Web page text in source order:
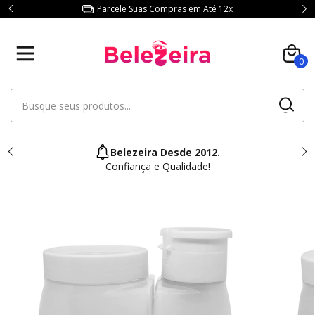
Parcele Suas Compras em Até 12x
0
Belezeira Desde 2012.
Confiança e Qualidade!